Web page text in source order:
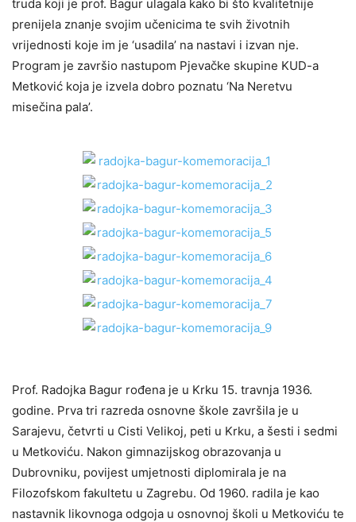
truda koji je prof. Bagur ulagala kako bi što kvalitetnije
prenijela znanje svojim učenicima te svih životnih
vrijednosti koje im je ‘usadila’ na nastavi i izvan nje.
Program je završio nastupom Pjevačke skupine KUD-a
Metković koja je izvela dobro poznatu ‘Na Neretvu
misečina pala’.
Prof. Radojka Bagur rođena je u Krku 15. travnja 1936.
godine. Prva tri razreda osnovne škole završila je u
Sarajevu, četvrti u Cisti Velikoj, peti u Krku, a šesti i sedmi
u Metkoviću. Nakon gimnazijskog obrazovanja u
Dubrovniku, povijest umjetnosti diplomirala je na
Filozofskom fakultetu u Zagrebu. Od 1960. radila je kao
nastavnik likovnoga odgoja u osnovnoj školi u Metkoviću te